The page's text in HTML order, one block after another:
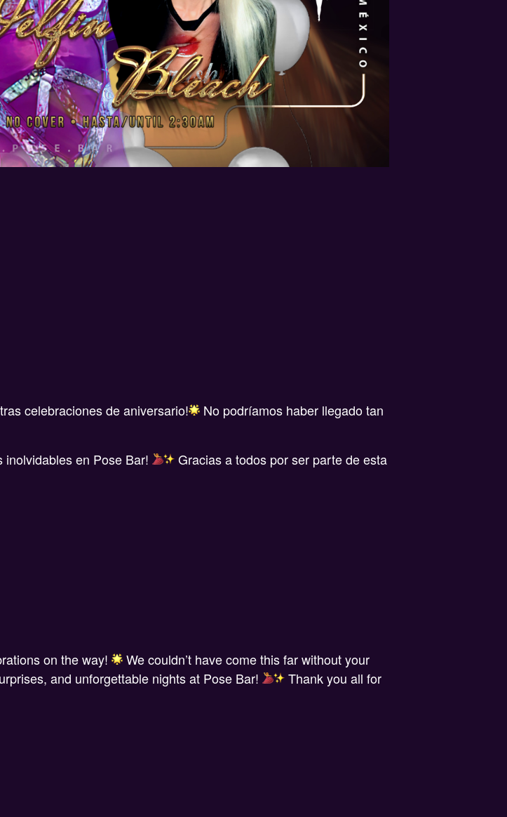
celebraciones de aniversario!
No podríamos haber llegado tan
inolvidables en Pose Bar!
Gracias a todos por ser parte de esta
on the way!
We couldn’t have come this far without your
and unforgettable nights at Pose Bar!
Thank you all for